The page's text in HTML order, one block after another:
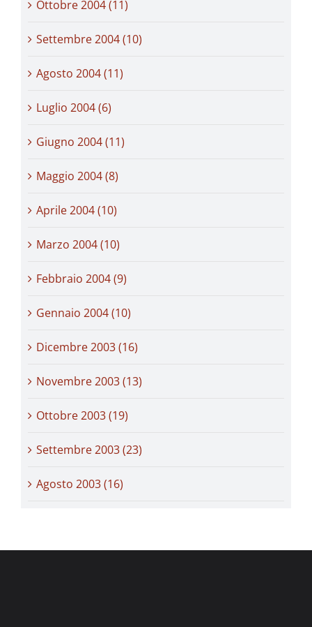
Ottobre 2004 (11)
Settembre 2004 (10)
Agosto 2004 (11)
Luglio 2004 (6)
Giugno 2004 (11)
Maggio 2004 (8)
Aprile 2004 (10)
Marzo 2004 (10)
Febbraio 2004 (9)
Gennaio 2004 (10)
Dicembre 2003 (16)
Novembre 2003 (13)
Ottobre 2003 (19)
Settembre 2003 (23)
Agosto 2003 (16)